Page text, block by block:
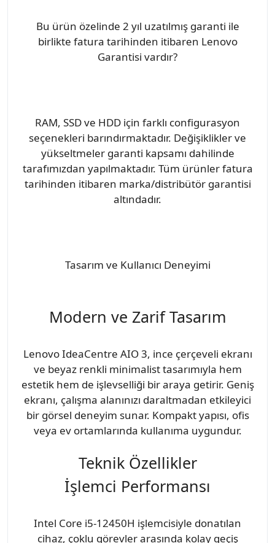
Bu ürün özelinde 2 yıl uzatılmış garanti ile
birlikte fatura tarihinden itibaren Lenovo
Garantisi vardır?
RAM, SSD ve HDD için farklı configurasyon
seçenekleri barındırmaktadır. Değişiklikler ve
yükseltmeler garanti kapsamı dahilinde
tarafımızdan yapılmaktadır. Tüm ürünler fatura
tarihinden itibaren marka/distribütör garantisi
altındadır.
Tasarım ve Kullanıcı Deneyimi
Modern ve Zarif Tasarım
Lenovo IdeaCentre AIO 3, ince çerçeveli ekranı
ve beyaz renkli minimalist tasarımıyla hem
estetik hem de işlevselliği bir araya getirir. Geniş
ekranı, çalışma alanınızı daraltmadan etkileyici
bir görsel deneyim sunar. Kompakt yapısı, ofis
veya ev ortamlarında kullanıma uygundur.
Teknik Özellikler
İşlemci Performansı
Intel Core i5-12450H işlemcisiyle donatılan
cihaz, çoklu görevler arasında kolay geçiş